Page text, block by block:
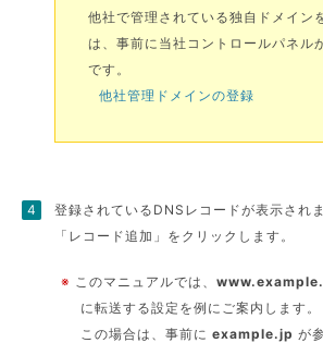
他社で管理されている独自ドメイン
は、事前に当社コントロールパネル
です。
他社管理ドメインの登録
登録されているDNSレコードが表示されま
「レコード追加」をクリックします。
※ このマニュアルでは、
に転送する設定を例にご案内します。
この場合は、事前にexample.jp が